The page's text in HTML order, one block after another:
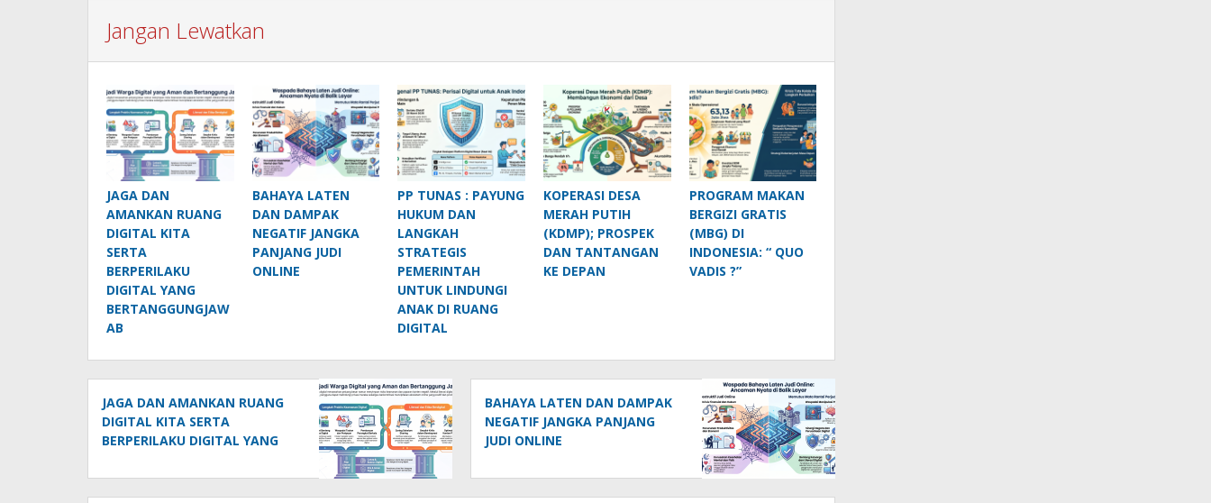
Jangan Lewatkan
JAGA DAN
AMANKAN RUANG
DIGITAL KITA
SERTA
BERPERILAKU
DIGITAL YANG
BERTANGGUNGJAW
AB
BAHAYA LATEN
DAN DAMPAK
NEGATIF JANGKA
PANJANG JUDI
ONLINE
PP TUNAS : PAYUNG
HUKUM DAN
LANGKAH
STRATEGIS
PEMERINTAH
UNTUK LINDUNGI
ANAK DI RUANG
DIGITAL
KOPERASI DESA
MERAH PUTIH
(KDMP); PROSPEK
DAN TANTANGAN
KE DEPAN
PROGRAM MAKAN
BERGIZI GRATIS
(MBG) DI
INDONESIA: “ QUO
VADIS ?”
JAGA DAN AMANKAN RUANG
DIGITAL KITA SERTA
BERPERILAKU DIGITAL YANG
BAHAYA LATEN DAN DAMPAK
NEGATIF JANGKA PANJANG
JUDI ONLINE